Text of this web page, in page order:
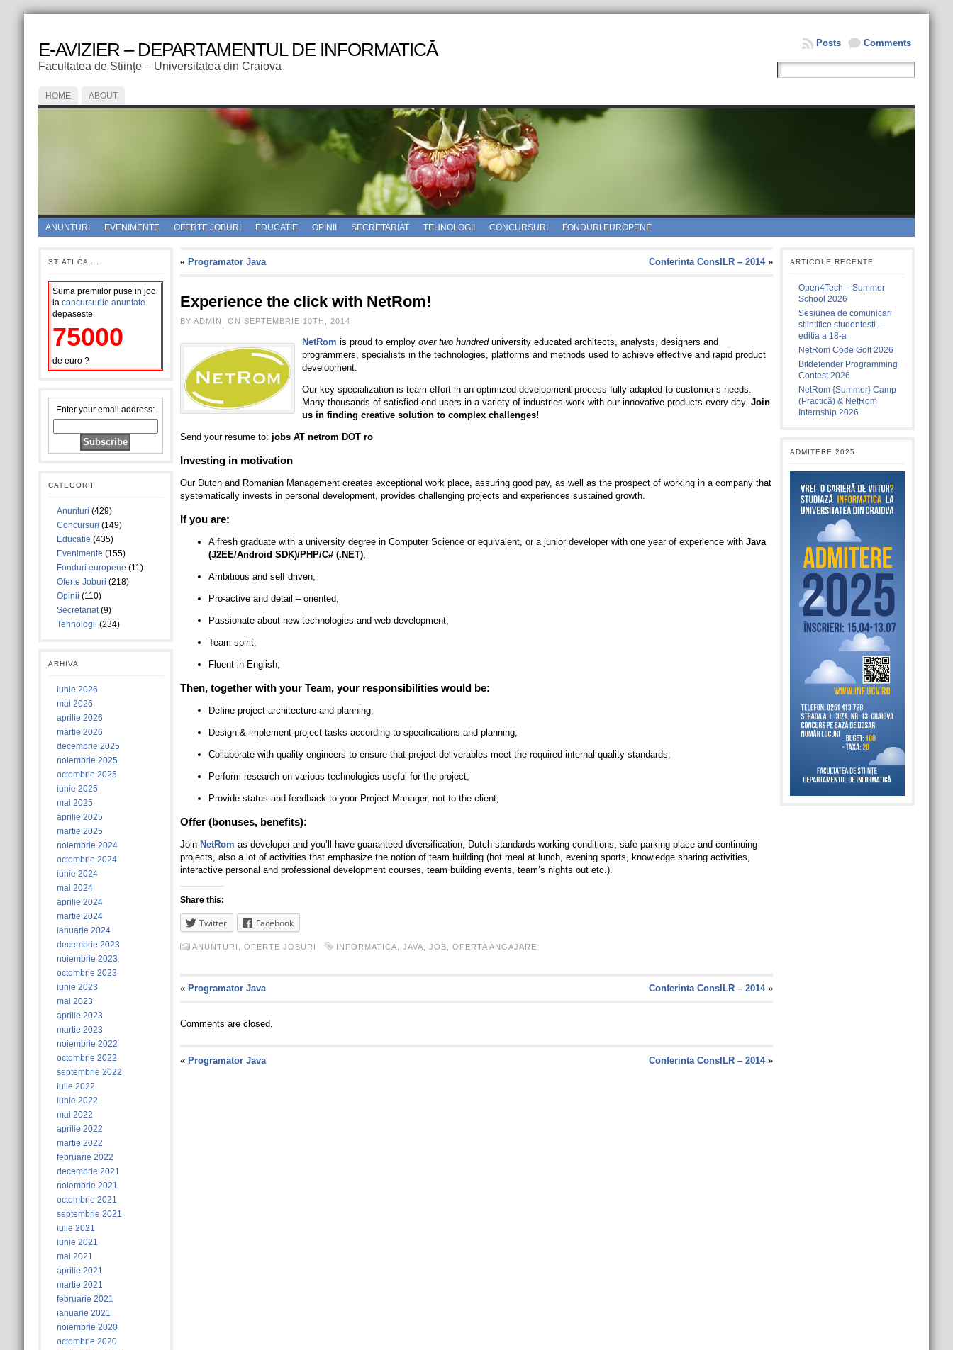
E-AVIZIER – DEPARTAMENTUL DE INFORMATICĂ
Facultatea de Stiinţe – Universitatea din Craiova
Comments
Posts
HOME ABOUT
ANUNTURI EVENIMENTE OFERTE JOBURI EDUCATIE OPINII SECRETARIAT TEHNOLOGII CONCURSURI FONDURI EUROPENE
STIATI CA….
Suma premiilor puse in joc
la concursurile anuntate
depaseste
75000
de euro ?
Enter your email address:
CATEGORII
Anunturi (429)
Concursuri (149)
Educatie (435)
Evenimente (155)
Fonduri europene (11)
Oferte Joburi (218)
Opinii (110)
Secretariat(9)
Tehnologii (234)
ARHIVA
iunie 2026
mai 2026
aprilie 2026
martie 2026
decembrie 2025
noiembrie 2025
octombrie 2025
iunie 2025
mai 2025
aprilie 2025
martie 2025
noiembrie 2024
octombrie 2024
iunie 2024
mai 2024
aprilie 2024
martie 2024
ianuarie 2024
decembrie 2023
noiembrie 2023
octombrie 2023
iunie 2023
mai 2023
aprilie 2023
martie 2023
noiembrie 2022
octombrie 2022
septembrie 2022
iulie 2022
iunie 2022
mai 2022
aprilie 2022
martie 2022
februarie 2022
decembrie 2021
noiembrie 2021
octombrie 2021
septembrie 2021
iulie 2021
iunie 2021
mai 2021
aprilie 2021
martie 2021
februarie 2021
ianuarie 2021
noiembrie 2020
octombrie 2020
« Programator Java Conferinta ConsILR – 2014»
Experience the click with NetRom!
BY ADMIN, ON SEPTEMBRIE 10TH, 2014
NetRom is proud to employ over two hundreduniversity educated architects, analysts, designers and
programmers, specialists in the technologies, platforms and methods used to achieve effective and rapid product
development.
Our key specialization is team effort in an optimized development process fully adapted to customer’s needs.
Many thousands of satisfied end users in a variety of industries work with our innovative products every day. Join
us in finding creative solution to complex challenges!
Send your resume to: jobs AT netrom DOT ro
Investing in motivation
Our Dutch and Romanian Management creates exceptional work place, assuring good pay, as well as the prospect of working in a company that
systematically invests in personal development, provides challenging projects and experiences sustained growth.
If you are:
A fresh graduate with a university degree in Computer Science or equivalent, or a junior developer with one year of experience with Java
(J2EE/Android SDK)/PHP/C# (.NET);
Ambitious and self driven;
Pro-active and detail – oriented;
Passionate about new technologies and web development;
Team spirit;
Fluent in English;
Then, together with your Team, your responsibilities would be:
Define project architecture and planning;
Design & implement project tasks according to specifications and planning;
Collaborate with quality engineers to ensure that project deliverables meet the required internal quality standards;
Perform research on various technologies useful for the project;
Provide status and feedback to your Project Manager, not to the client;
Offer (bonuses, benefits):
Join NetRom as developer and you’ll have guaranteed diversification, Dutch standards working conditions, safe parking place and continuing
projects, also a lot of activities that emphasize the notion of team building (hot meal at lunch, evening sports, knowledge sharing activities,
interactive personal and professional development courses, team building events, team’s nights out etc.).
Share this:
Twitter Facebook
ANUNTURI OFERTE JOBURI INFORMATICA JAVA JOB OFERTA ANGAJARE
« Programator Java Conferinta ConsILR – 2014»
Comments are closed.
« Programator Java Conferinta ConsILR – 2014»
ARTICOLE RECENTE
Open4Tech – Summer
School 2026
Sesiunea de comunicari
stiintifice studentesti –
editia a 18-a
NetRom Code Golf 2026
Bitdefender Programming
Contest 2026
NetRom {Summer} Camp
(Practică) & NetRom
Internship 2026
ADMITERE 2025